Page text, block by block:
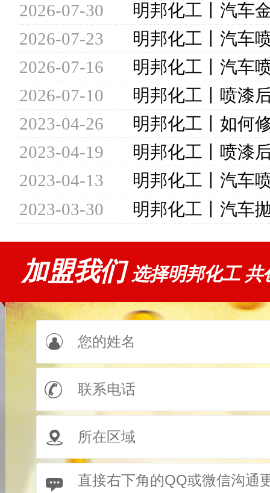
2026-07-30
2026-07-23
2026-07-16
2026-07-10
2023-04-26
2023-04-19
2023-04-13
2023-03-30
加盟我们 选择明邦化工 共